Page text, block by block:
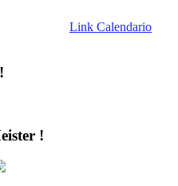
Link Calendario
!